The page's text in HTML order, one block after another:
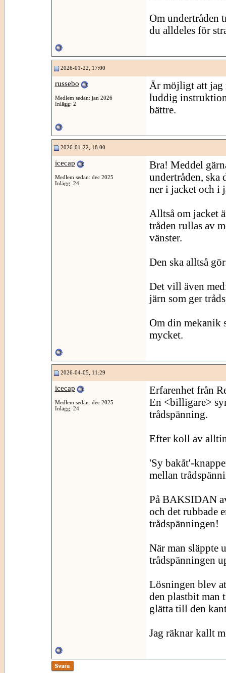
Om undertråden
du alldeles för
2026-01-22, 17:00
russebo
Medlem sedan: jan 2026
Inlägg: 2
Är möjligt att jag
luddig
bättre.
2026-01-22, 18:00
icecap
Medlem sedan: dec 2025
Inlägg: 24
Bra! Meddel
undertråden, ska
ner i jacket och i
Alltså om jacket
tråden rullas av
vänster.
Den ska alltså
Det vill även
järn som ger
Om din mekanik
mycket.
2026-04-05, 11:29
icecap
Medlem sedan: dec 2025
Inlägg: 24
Erfarenhet från
En <billigare>
trådspänning.
Efter koll av
'Sy bakåt'-
mellan
På BAKSIDAN
och det rubbade
trådspänningen!
När man släppte
trådspänningen
Lösningen blev
den plastbit man
glätta till den
Jag räknar kallt